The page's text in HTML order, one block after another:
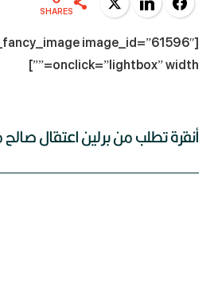
SHARES
image_id=”61596″
onclick=”lightbox” width=””]
أنقرة تطلب من برلين اعتقال